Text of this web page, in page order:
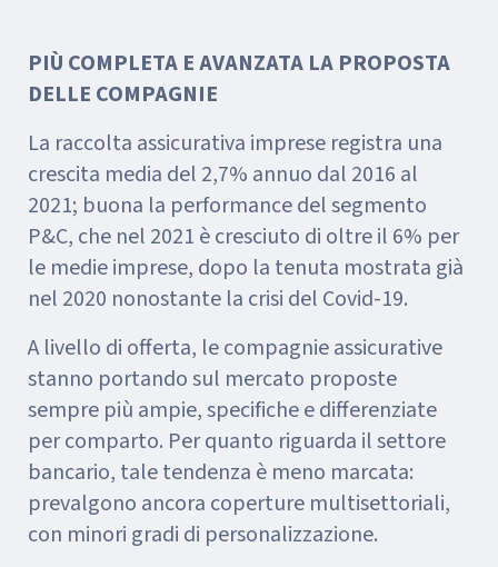
PIÙ COMPLETA E AVANZATA LA PROPOSTA
DELLE COMPAGNIE
La raccolta assicurativa imprese registra una
crescita media del 2,7% annuo dal 2016 al
2021; buona la performance del segmento
P&C, che nel 2021 è cresciuto di oltre il 6% per
le medie imprese, dopo la tenuta mostrata già
nel 2020 nonostante la crisi del Covid-19.
A livello di offerta, le compagnie assicurative
stanno portando sul mercato proposte
sempre più ampie, specifiche e differenziate
per comparto. Per quanto riguarda il settore
bancario, tale tendenza è meno marcata:
prevalgono ancora coperture multisettoriali,
con minori gradi di personalizzazione.